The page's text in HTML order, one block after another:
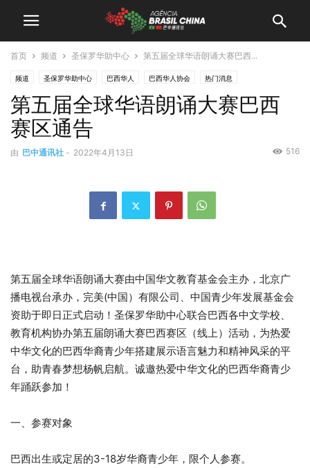
首页 频道 圣保罗华助中心 第五届全球华语朗诵大赛巴西...
频道 圣保罗华助中心 巴西华人 巴西华人协会 热门消息
第五届全球华语朗诵大赛巴西
赛区通告
由 巴中通讯社 - 2022年4月13日 516
第五届全球华语朗诵大赛由中国华文教育基金会主办，北京广
播电视台承办，完美(中国）有限公司、中国青少年发展基金会
资助于即日正式启动！圣保罗华助中心联合巴西各中文学校、
教育机构协办第五届朗诵大赛巴西赛区（线上）活动，为热爱
中华文化的巴西华裔青少年搭建展示语言魅力和精神风采的平
台，助青春梦想杨帆启航。诚邀热爱中华文化的巴西华裔青少
年踊跃参加！
一、参赛对象
巴西出生或定居的3-18岁华裔青少年，限个人参赛。